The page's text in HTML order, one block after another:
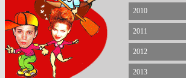
2010
2011
2012
2013